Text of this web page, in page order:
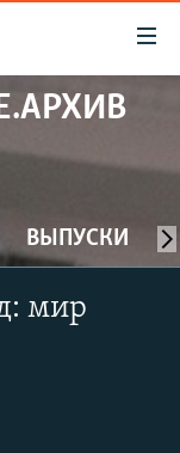
ВЫПУСКИ
мир